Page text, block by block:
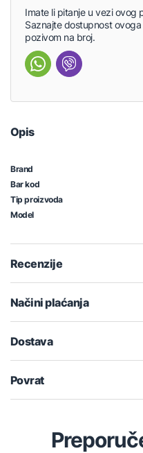
Imate li pitanje u vezi ovog
Saznajte dostupnost
pozivom na broj.
Opis
Brand
Bar kod
Tip proizvoda
Model
Recenzije
Načini plaćanja
Dostava
Povrat